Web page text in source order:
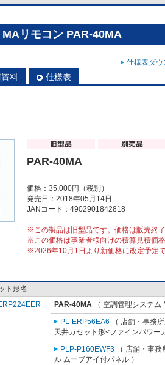
リモコン PAR-40MA
仕様表ダ
料 仕様表
PAR-40MA
価格：35,000円（税別）
発売日：2018年05月14日
JANコード：4902901842818
※この製品は旧型品です。価格は販売終
※この価格は事業者様向けの積算見積価
※2026年10月1日より新価格に改定予定
ト形名
PAR-40MA （ 空調管理システム
PL-ERP56EA6 （ 店舗・事務
天井カセット形<ファインパワー
PLP-P160EWF3 （ 店舗・事
ル ムーブアイ付パネル ）